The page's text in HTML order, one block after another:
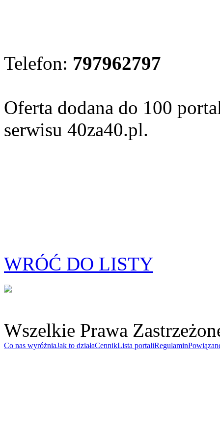
Telefon: 797962797
Oferta dodana do 100
serwisu 40za40.pl.
WRÓĆ DO LISTY
Wszelkie Prawa
Co nas wyróżniaJak to działaCennikLista portaliRegulamin